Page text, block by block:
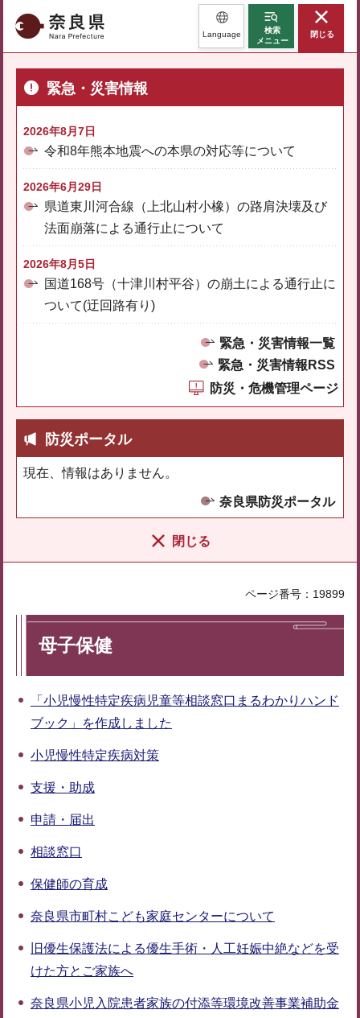
奈良県 Language
検索
メニュー
閉じる
緊急・災害情報
2026年8月7日
令和8年熊本地震への本県の対応等について
2026年6月29日
県道東川河合線（上北山村小橡）の路肩決壊及び
法面崩落による通行止について
2026年8月5日
国道168号（十津川村平谷）の崩土による通行止に
ついて(迂回路有り)
緊急・災害情報一覧
緊急・災害情報RSS
防災・危機管理ページ
防災ポータル
現在、情報はありません。
奈良県防災ポータル
閉じる
ページ番号：19899
母子保健
「小児慢性特定疾病児童等相談窓口まるわかりハンド
ブック」を作成しました
小児慢性特定疾病対策
支援・助成
申請・届出
相談窓口
保健師の育成
奈良県市町村こども家庭センターについて
旧優生保護法による優生手術・人工妊娠中絶などを受
けた方とご家族へ
奈良県小児入院患者家族の付添等環境改善事業補助金